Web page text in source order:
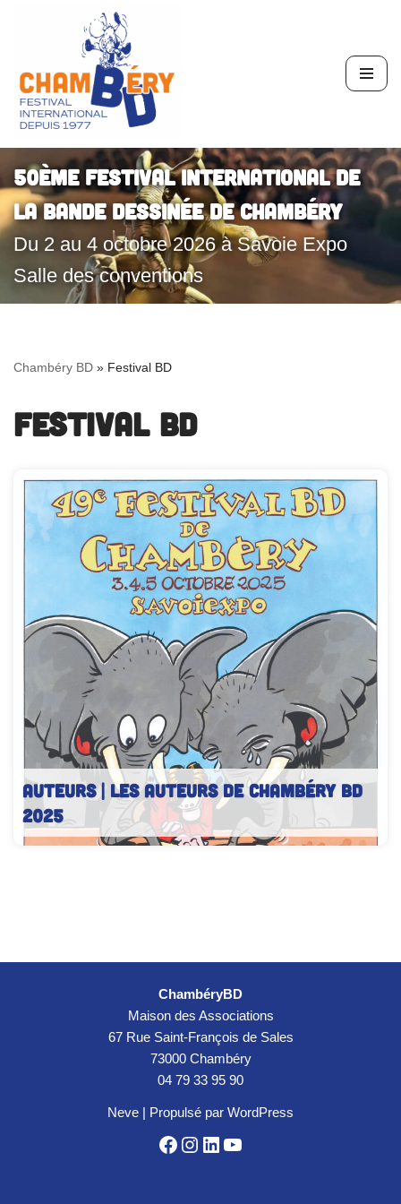
au
contenu
50ème Festival International de
la Bande Dessinée de Chambéry
Du 2 au 4 octobre 2026 à Savoie Expo
Salle des conventions
Chambéry BD » Festival BD
Festival BD
AUTEURS | Les auteurs de Chambéry BD
2025
ChambéryBD
Maison des Associations
67 Rue Saint-François de Sales
73000 Chambéry
04 79 33 95 90
Neve | Propulsé par WordPress